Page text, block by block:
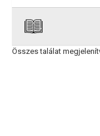
Összes találat